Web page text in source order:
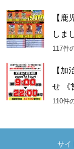
【
しま
117件
【
せ 《
110件
サイ